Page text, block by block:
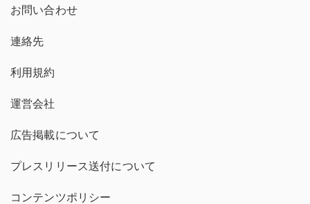
お問い合わせ
連絡先
利用規約
運営会社
広告掲載について
プレスリリース送付について
コンテンツポリシー